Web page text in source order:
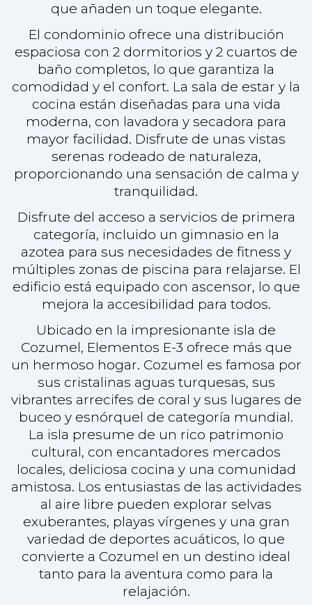
categoría, incluido un gimnasio en la
azotea para sus necesidades de fitness y
múltiples zonas de piscina para relajarse. El
edificio está equipado con ascensor, lo que
mejora la accesibilidad para todos.
Ubicado en la impresionante isla de
Cozumel, Elementos E-3 ofrece más que
un hermoso hogar. Cozumel es famosa por
sus cristalinas aguas turquesas, sus
buceo y esnórquel de categoría mundial.
La isla presume de un rico patrimonio
cultural, con encantadores mercados
locales, deliciosa cocina y una comunidad
amistosa. Los entusiastas de las actividades
al aire libre pueden explorar selvas
exuberantes, playas vírgenes y una gran
variedad de deportes acuáticos, lo que
convierte a Cozumel en un destino ideal
tanto para la aventura como para la
relajación.
Elementos E-3 es perfecto para expatriados
jubilados que buscan un estilo de vida
tranquilo y lujoso. Los serenos alrededores
del condominio y sus excepcionales
comodidades ofrecen un retiro perfecto
para quienes buscan disfrutar de sus años
dorados en el paraíso. Además, puede
servir como un fantástico alquiler
vacacional, proporcionando una lucrativa
oportunidad para aquellos interesados en
invertir en el próspero mercado turístico